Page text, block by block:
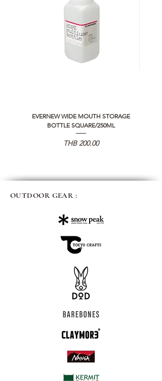
EVERNEW WIDE MOUTH STORAGE
BOTTLE SQUARE/250ML
Price
THB 200.00
OUTDOOR GEAR :